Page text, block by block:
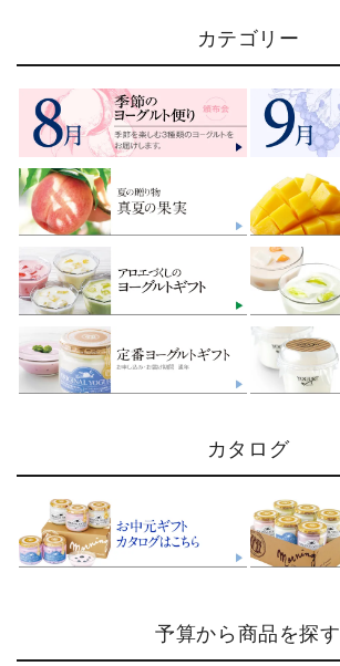
カテゴリー
カタログ
予算から商品を探す